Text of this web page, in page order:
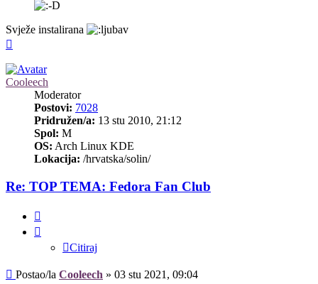
Svježe instalirana
Cooleech
Moderator
Postovi: 7028
Pridružen/a: 13 stu 2010, 21:12
Spol: M
OS: Arch Linux KDE
Lokacija: /hrvatska/solin/
Re: TOP TEMA: Fedora Fan Club
Citiraj
Post
Postao/la Cooleech » 03 stu 2021, 09:04